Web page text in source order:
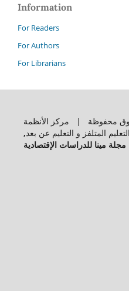
Information
For Readers
For Authors
For Librarians
محفوظة | مركز الأنظمة
المتلفز و التعليم عن بعد,